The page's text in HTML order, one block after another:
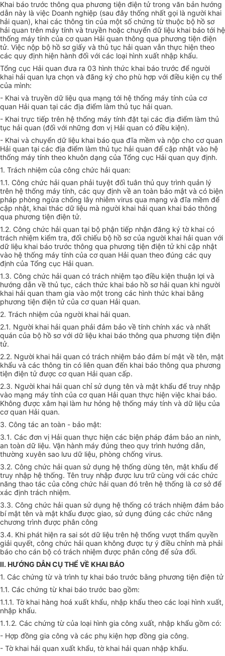
Khai báo trước thông qua phương tiện điện tử trong văn bản hướng
dẫn này là việc Doanh nghiệp (sau đây thống nhất gọi là người khai
hải quan), khai các thông tin của một số chứng từ thuộc bộ hồ sơ
hải quan trên máy tính và truyền hoặc chuyển dữ liệu khai báo tới hệ
thống máy tính của cơ quan Hải quan thông qua phương tiện điện
tử. Việc nộp bộ hồ sơ giấy và thủ tục hải quan vẫn thực hiện theo
các quy định hiện hành đối với các loại hình xuất nhập khẩu.
Tổng cục Hải quan đưa ra 03 hình thức khai báo trước để người
khai hải quan lựa chọn và đãng ký cho phù hợp với điều kiện cụ thể
của mình:
- Khai và truyền dữ liệu qua mạng tới hệ thống máy tính của cơ
quan Hải quan tại các địa điểm làm thủ tục hải quan.
- Khai trực tiếp trên hệ thống máy tính đặt tại các địa điểm làm thủ
tục hải quan (đối với những đơn vị Hải quan có điều kiện).
- Khai và chuyển dữ liệu khai báo qua đĩa mềm và nộp cho cơ quan
Hải quan tại các địa điểm làm thủ tục hải quan để cập nhật vào hệ
thống máy tính theo khuôn dạng của Tổng cục Hải quan quy định.
1. Trách nhiệm của công chức hải quan:
1.1. Công chức hải quan phải tuyệt đối tuân thủ quy trình quản lý
trên hệ thống máy tính, các quy định về an toàn bảo mật và có biện
pháp phòng ngừa chống lây nhiễm virus qua mạng và đĩa mềm để
cập nhật, khai thác dữ liệu mà người khai hải quan khai báo thông
qua phương tiện điện tử.
1.2. Công chức hải quan tại bộ phận tiếp nhận đăng ký tờ khai có
trách nhiệm kiểm tra, đối chiếu bộ hồ sơ của người khai hải quan với
dữ liệu khai báo trước thông qua phương tiện điện tử khi cập nhật
vào hệ thống máy tính của cơ quan Hải quan theo đúng các quy
định của Tổng cục Hải quan.
1.3. Công chức hải quan có trách nhiệm tạo điều kiện thuận lợi và
hướng dẫn về thủ tục, cách thức khai báo hồ sơ hải quan khi người
khai hải quan tham gia vào một trong các hình thức khai bằng
phương tiện điện tử của cơ quan Hải quan.
2. Trách nhiệm của người khai hải quan.
2.1. Người khai hải quan phải đảm bảo về tính chính xác và nhất
quán của bộ hồ sơ với dữ liệu khai báo thông qua phương tiện điện
tử.
2.2. Người khai hải quan có trách nhiệm bảo đảm bí mật về tên, mật
khẩu và các thông tin có liên quan đến khai báo thông qua phương
tiện điện tử được cơ quan Hải quan cấp.
2.3. Người khai hải quan chỉ sử dụng tên và mật khẩu để truy nhập
vào mạng máy tính của cơ quan Hải quan thực hiện việc khai báo.
Không được xâm hại làm hư hỏng hệ thống máy tính và dữ liệu của
cơ quan Hải quan.
3. Công tác an toàn - bảo mật:
3.1. Các đơn vị Hải quan thực hiện các biện pháp đảm bảo an ninh,
an toàn dữ liệu. Vận hành máy đúng theo quy trình hướng dẫn,
thường xuyên sao lưu dữ liệu, phòng chống virus.
3.2. Công chức hải quan sử dụng hệ thống dùng tên, mật khẩu để
truy nhập hệ thống. Tên truy nhập được lưu trữ cùng với các chức
năng thao tác của công chức hải quan đó trên hệ thống là cơ sở để
xác định trách nhiệm.
3.3. Công chức hải quan sử dụng hệ thống có trách nhiệm đảm bảo
bí mật tên và mật khẩu được giao, sử dụng đúng các chức năng
chương trình được phân công
3.4. Khi phát hiện ra sai sót dữ liệu trên hệ thống vượt thẩm quyền
giải quyết, công chức hải quan không được tự ý điều chỉnh mà phải
báo cho cán bộ có trách nhiệm được phân công để sửa đổi.
II. HƯỚNG DẪN CỤ THỂ VỀ KHAI BÁO
1. Các chứng từ và trình tự khai báo trước bằng phương tiện điện tử
1.1. Các chứng từ khai báo trước bao gồm:
1.1.1. Tờ khai hàng hoá xuất khẩu, nhập khẩu theo các loại hình xuất,
nhập khẩu.
1.1.2. Các chứng từ của loại hình gia công xuất, nhập khẩu gồm có:
- Hợp đồng gia công và các phụ kiện hợp đồng gia công.
- Tờ khai hải quan xuất khẩu, tờ khai hải quan nhập khẩu.